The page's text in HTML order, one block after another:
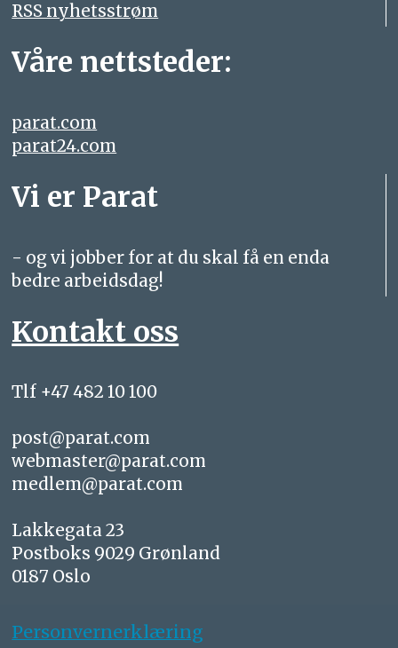
RSS nyhetsstrøm
Våre nettsteder:
parat.com
parat24.com
Vi er Parat
- og vi jobber for at du skal få en enda
bedre arbeidsdag!
Kontakt oss
Tlf +47 482 10 100
post@parat.com
webmaster@parat.com
medlem@parat.com
Lakkegata 23
Postboks 9029 Grønland
0187 Oslo
Personvernerklæring